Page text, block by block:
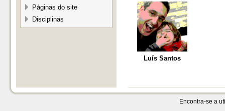
Luís Santos
Páginas do site
Disciplinas
Encontra-se a